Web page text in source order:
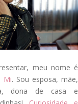
meu nome é
Mi. Sou esposa, mãe,
dona de casa e